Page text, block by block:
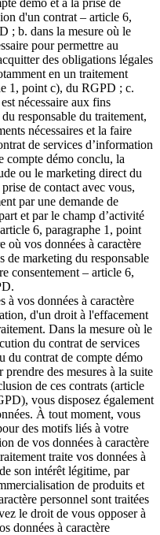
démo et à la prise de
d'un contrat – article 6,
; b. dans la mesure où le
pour permettre au
des obligations légales
en un traitement
1, point c), du RGPD ; c.
nécessaire aux fins
responsable du traitement,
nécessaires et la faire
de services d’information
compte démo conclu, la
ou le marketing direct du
de contact avec vous,
par une demande de
et par le champ d’activité
6, paragraphe 1, point
où vos données à caractère
de marketing du responsable
consentement – article 6,
à vos données à caractère
d'un droit à l'effacement
Dans la mesure où le
du contrat de services
du contrat de compte démo
des mesures à la suite
de ces contrats (article
vous disposez également
À tout moment, vous
des motifs liés à votre
de vos données à caractère
traite vos données à
son intérêt légitime, par
de produits et
personnel sont traitées
le droit de vous opposer à
données à caractère